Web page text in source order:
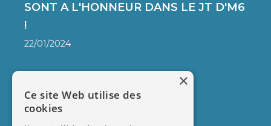
SONT A L'HONNEUR DANS LE JT D'M6
!
22/01/2024
FAQ
LIVRAISON
×
Ce site Web utilise des
cookies